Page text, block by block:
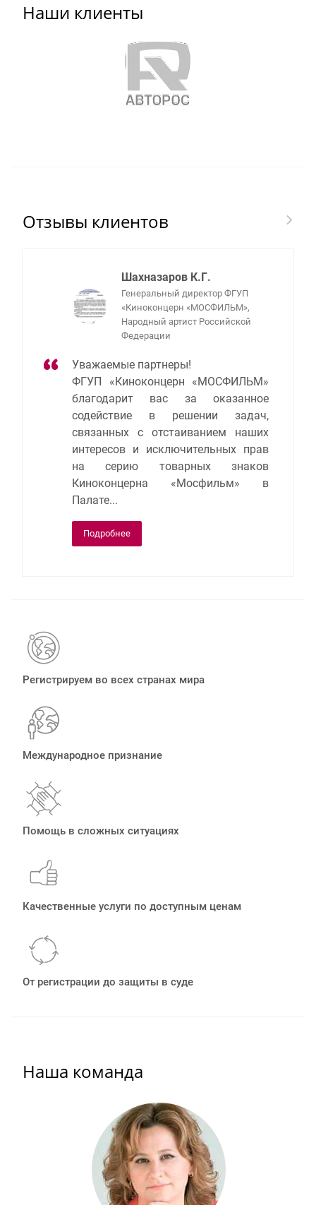
Наши клиенты
Отзывы клиентов
Шахназаров К.Г.
Генеральный директор ФГУП
«Киноконцерн «МОСФИЛЬМ»,
Народный артист Российской
Федерации
Уважаемые партнеры!
ФГУП «Киноконцерн «МОСФИЛЬМ»
благодарит вас за оказанное
содействие в решении задач,
связанных с отстаиванием наших
интересов и исключительных прав
на серию товарных знаков
Киноконцерна «Мосфильм» в
Палате...
Подробнее
Регистрируем во всех странах мира
Международное признание
Помощь в сложных ситуациях
Качественные услуги по доступным ценам
От регистрации до защиты в суде
Наша команда